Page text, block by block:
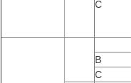
C
B
C